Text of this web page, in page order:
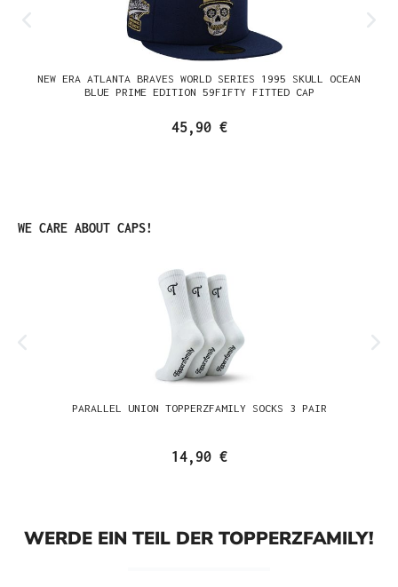
NEW ERA ATLANTA BRAVES WORLD SERIES 1995 SKULL OCEAN
BLUE PRIME EDITION 59FIFTY FITTED CAP
45,90 €
Produktgalerie überspringen
WE CARE ABOUT CAPS!
PARALLEL UNION TOPPERZFAMILY SOCKS 3 PAIR
14,90 €
WERDE EIN TEIL DER TOPPERZFAMILY!